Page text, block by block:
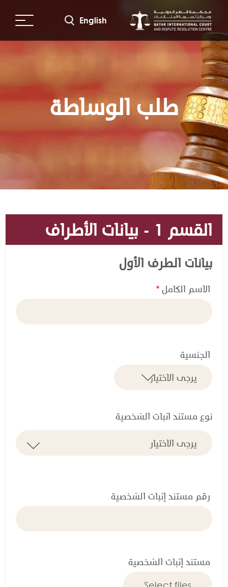
المحتوى
الرئيسي
English
طلب الوساطة
القسم 1 - بيانات الأطراف
بيانات الطرف الأول
الاسم الكامل
الجنسية
نوع مستند اثبات الشخصية
ن
ت
ن
ا
ا
ت
رقم مستند إثبات الشخصية
مستند إثبات الشخصية